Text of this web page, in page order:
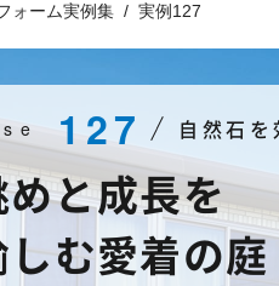
ォーム実例集 実例127
127 自然石
と成長を
む愛着の庭